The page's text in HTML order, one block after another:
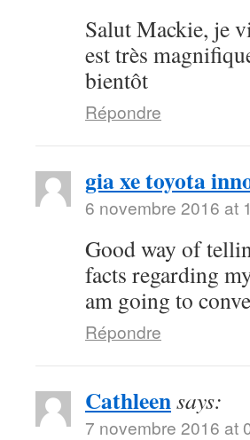
Salut Mackie, je
est très
bientôt
Répondre
gia xe toyota
6 novembre 2016 at
Good way of
facts regarding
am going to
Répondre
Cathleensays:
7 novembre 2016 at